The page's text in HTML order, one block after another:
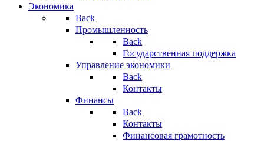
Экономика
Back
Промышленность
Back
Государственная поддержка
Управление экономики
Back
Контакты
Финансы
Back
Контакты
Финансовая грамотность